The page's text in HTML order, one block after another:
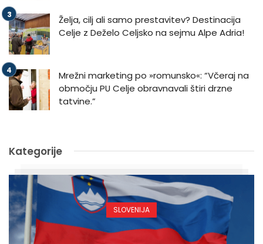
Želja, cilj ali samo prestavitev? Destinacija
Celje z Deželo Celjsko na sejmu Alpe Adria!
Mrežni marketing po »romunsko«: “Včeraj na
območju PU Celje obravnavali štiri drzne
tatvine.”
Kategorije
SLOVENIJA